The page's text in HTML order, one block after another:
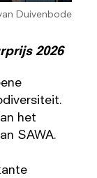
Duivenbode
2026
het
SAWA.